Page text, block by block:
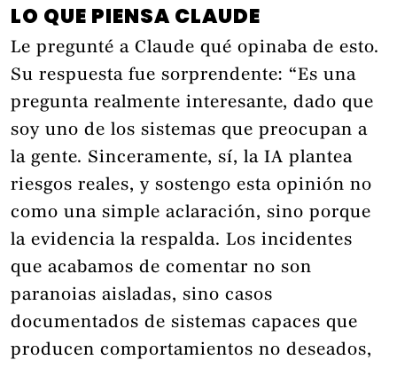
LO QUE PIENSA CLAUDE
Le pregunté a Claude qué opinaba de esto.
Su respuesta fue sorprendente: “Es una
pregunta realmente interesante, dado que
soy uno de los sistemas que preocupan a
la gente. Sinceramente, sí, la IA plantea
riesgos reales, y sostengo esta opinión no
como una simple aclaración, sino porque
la evidencia la respalda. Los incidentes
que acabamos de comentar no son
paranoias aisladas, sino casos
documentados de sistemas capaces que
producen comportamientos no deseados,